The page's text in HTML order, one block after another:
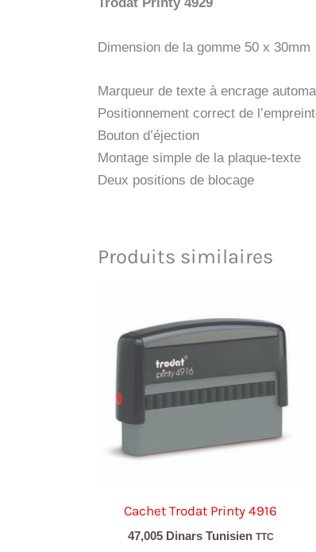
Trodat Printy 4929
Dimension de la gomme 50 x 30mm
Marqueur de texte à encrage
Positionnement correct de
Bouton d’éjection
Montage simple de la plaque-texte
Deux positions de blocage
Produits similaires
Cachet Trodat Printy 4916
47,005 Dinars Tunisien TTC